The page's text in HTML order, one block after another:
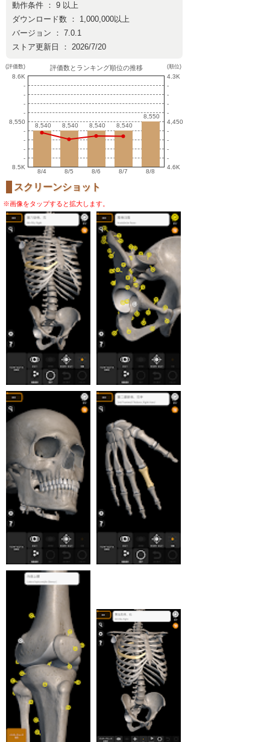
動作条件 ： 9 以上
ダウンロード数 ： 1,000,000以上
バージョン ： 7.0.1
ストア更新日 ： 2026/7/20
(評価数)
8.6K
-
-
-
-
8,550
-
-
-
-
8.5K
評価数とランキング順位の推移
8,540
8,540 8,540
8,540 8,540
8,540 8,540
8,540
8,550
8,550
8/4 8/5 8/6 8/7 8/8
(順位)
4.3K
-
-
-
-
4,450
-
-
-
-
4.6K
スクリーンショット
※画像をタップすると拡大します。